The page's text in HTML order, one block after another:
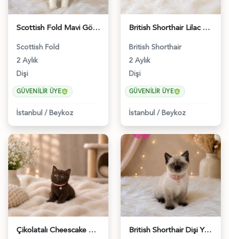
Scottish Fold Mavi Gözlü Minnoş - 4644
Scottish Fold
2 Aylık
Dişi
GÜVENILIR ÜYE
İstanbul / Beykoz
British Shorthair Lilac Renk Dişi Yavrumuz - 4646
British Shorthair
2 Aylık
Dişi
GÜVENILIR ÜYE
İstanbul / Beykoz
Çikolatalı Cheescake British Shorthair Dişi Yavrumuz - 4902 British Shorthair Dişi Yavrumuz 2 Aylık - 4647